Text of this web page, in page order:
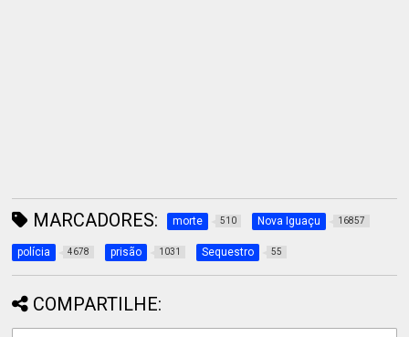
MARCADORES: morte 510 Nova Iguaçu 16857
polícia 4678 prisão 1031 Sequestro 55
COMPARTILHE: